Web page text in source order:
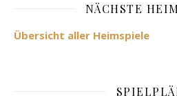
NÄCHSTE
Übersicht aller Heimspiele